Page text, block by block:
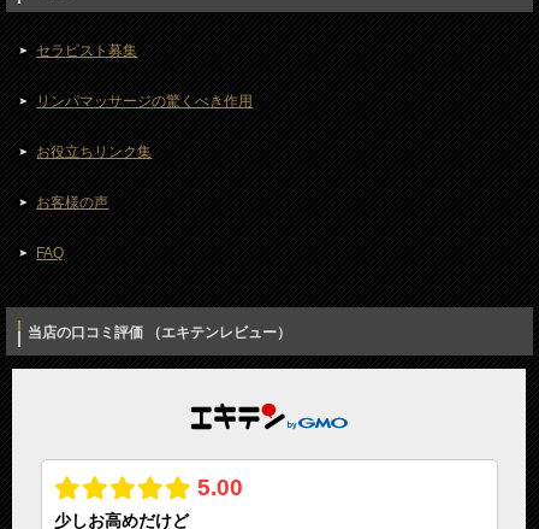
セラピスト募集
リンパマッサージの驚くべき作用
お役立ちリンク集
お客様の声
FAQ
当店の口コミ評価 （エキテンレビュー）